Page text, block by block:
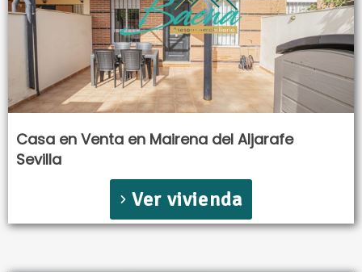
Casa en Venta en Mairena del Aljarafe
Sevilla
Ver vivienda